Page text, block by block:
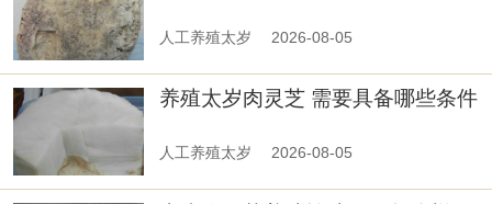
人工养殖太岁 2026-08-05
养殖太岁肉灵芝 需要具备哪些条件
人工养殖太岁 2026-08-05